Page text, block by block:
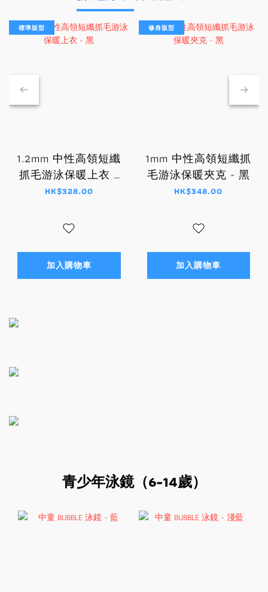
標準版型
1.2mm 中性高領短纖
抓毛游泳保暖上衣 -
黑
HK$328.00
加入購物車
修身版型
1mm 中性高領短纖抓
毛游泳保暖夾克 - 黑
HK$348.00
加入購物車
青少年泳鏡（6-14歲）